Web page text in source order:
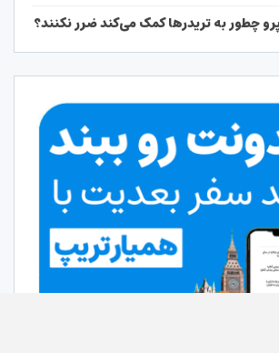
چطور به تریدرها کمک می‌کند ضرر نکنند؟